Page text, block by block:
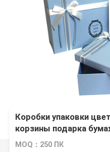
Коробки упаковки
корзины подарка
Розой Веддинг
MOQ：250 ПК